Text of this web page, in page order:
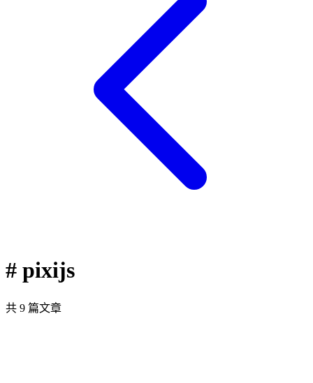
# pixijs
共 9 篇文章